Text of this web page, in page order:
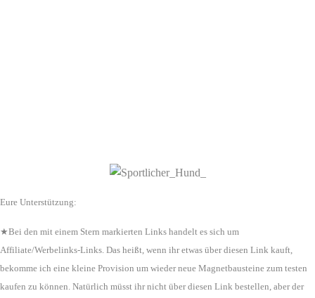
Eure Unterstützung:
★Bei den mit einem Stern markierten Links handelt es sich um
Affiliate/Werbelinks-Links. Das heißt, wenn ihr etwas über diesen Link kauft,
bekomme ich eine kleine Provision um wieder neue Magnetbausteine zum testen
kaufen zu können. Natürlich müsst ihr nicht über diesen Link bestellen, aber der